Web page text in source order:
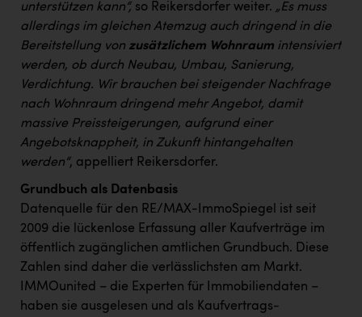
unterstützen kann“, so Reikersdorfer weiter. „Es muss
allerdings im gleichen Atemzug auch dringend in die
Bereitstellung von zusätzlichem Wohnraum intensiviert
werden, ob durch Neubau, Umbau, Sanierung,
Verdichtung. Wir brauchen bei steigender Nachfrage
nach Wohnraum dringend mehr Angebot, damit
massive Preissteigerungen, aufgrund einer
Angebotsknappheit, in Zukunft hintangehalten
werden“, appelliert Reikersdorfer.
Grundbuch als Datenbasis
Datenquelle für den RE/MAX-ImmoSpiegel ist seit
2009 die lückenlose Erfassung aller Kaufverträge im
öffentlich zugänglichen amtlichen Grundbuch. Diese
Zahlen sind daher die verlässlichsten am Markt.
IMMOunited – die Experten für Immobiliendaten –
haben sie ausgelesen und als Kaufvertrags-